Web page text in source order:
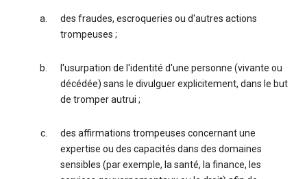
des fraudes, escroqueries ou d'autres actions
trompeuses ;
l'usurpation de l'identité d'une personne (vivante ou
décédée) sans le divulguer explicitement, dans le but
de tromper autrui ;
des affirmations trompeuses concernant une
expertise ou des capacités dans des domaines
sensibles (par exemple, la santé, la finance, les